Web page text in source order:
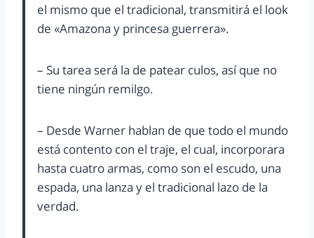
el mismo que el tradicional, transmitirá el look
de «Amazona y princesa guerrera».
– Su tarea será la de patear culos, así que no
tiene ningún remilgo.
– Desde Warner hablan de que todo el mundo
está contento con el traje, el cual, incorporara
hasta cuatro armas, como son el escudo, una
espada, una lanza y el tradicional lazo de la
verdad.